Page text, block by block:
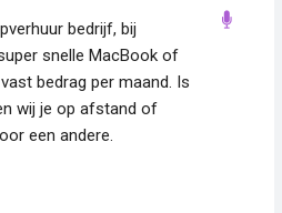
bedrijf, bij
snelle MacBook of
bedrag per maand. Is
wij je op afstand of
een andere.